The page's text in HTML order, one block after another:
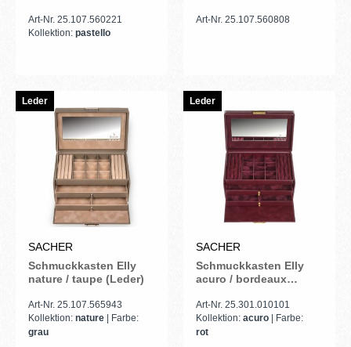
Art-Nr. 25.107.560221
Kollektion: pastello
Art-Nr. 25.107.560808
Leder
SACHER
Schmuckkasten Elly
nature / taupe (Leder)
Art-Nr. 25.107.565943
Kollektion: nature
| Farbe:
grau
Leder
SACHER
Schmuckkasten Elly
acuro / bordeaux
Art-Nr. 25.301.010101
Kollektion: acuro
| Farbe:
rot